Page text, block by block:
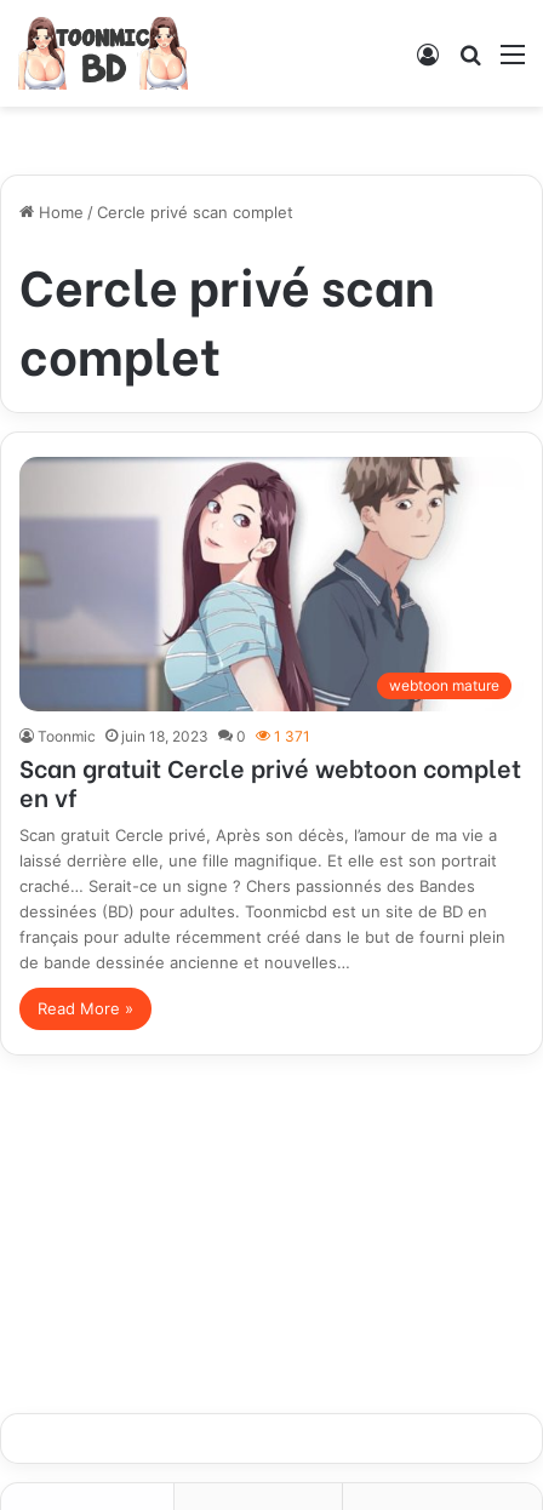
Log
Home /Cercle privé scan complet
Cercle privé scan
complet
webtoon mature
Toonmic juin 18, 2023 0 1 371
Scan gratuit Cercle privé webtoon complet
en vf
Scan gratuit Cercle privé, Après son décès, l’amour de ma vie a
laissé derrière elle, une fille magnifique. Et elle est son portrait
craché… Serait-ce un signe ? Chers passionnés des Bandes
dessinées (BD) pour adultes. Toonmicbd est un site de BD en
français pour adulte récemment créé dans le but de fourni plein
de bande dessinée ancienne et nouvelles…
Read More »